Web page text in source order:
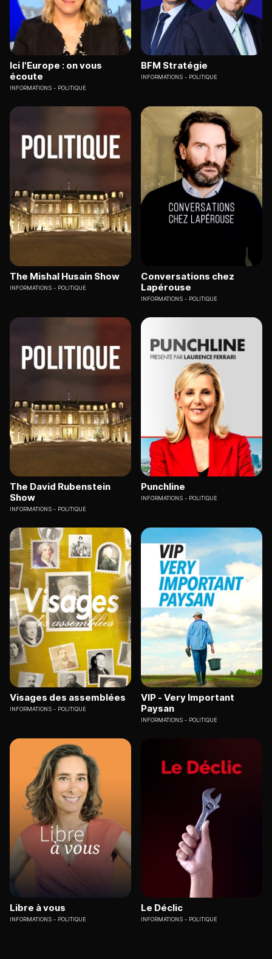
Ici l'Europe : on vous
écoute
INFORMATIONS POLITIQUE
BFM Stratégie
INFORMATIONS POLITIQUE
The Mishal Husain Show
INFORMATIONS POLITIQUE
Conversations chez
Lapérouse
INFORMATIONS POLITIQUE
The David Rubenstein
Show
INFORMATIONS POLITIQUE
Punchline
INFORMATIONS POLITIQUE
Visages des assemblées
INFORMATIONS POLITIQUE
VIP - Very Important
Paysan
INFORMATIONS POLITIQUE
Libre à vous
INFORMATIONS POLITIQUE
Le Déclic
INFORMATIONS POLITIQUE